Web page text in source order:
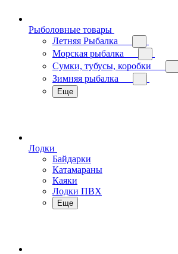
Рыболовные товары
Летняя Рыбалка
Морская рыбалка
Сумки, тубусы, коробки
Зимняя рыбалка
Еще
Лодки
Байдарки
Катамараны
Каяки
Лодки ПВХ
Еще